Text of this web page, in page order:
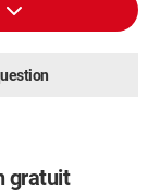
gratuit